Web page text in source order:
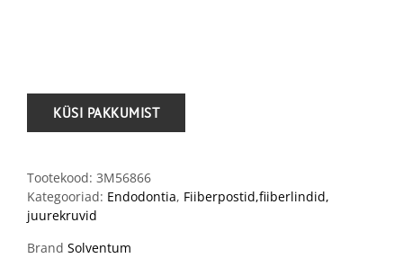
Tootekood: 3M56866
Kategooriad: Endodontia, Fiiberpostid,fiiberlindid,
juurekruvid
Brand Solventum